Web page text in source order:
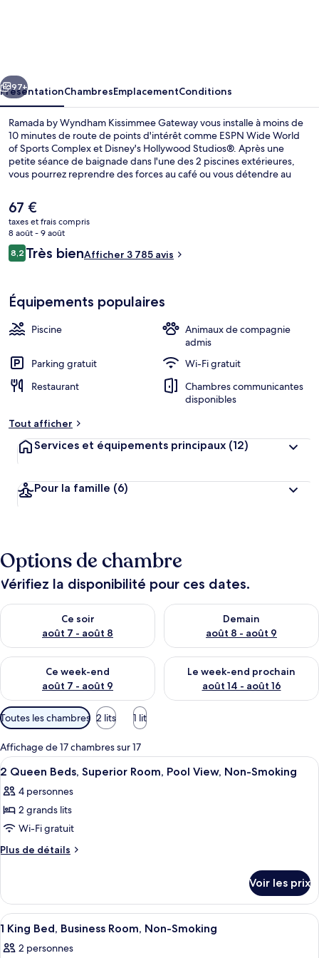
Gateway
Suivant
97+
PrésentationChambresEmplacementConditions
Ramada by Wyndham Kissimmee Gateway vous installe à moins de
10 minutes de route de points d'intérêt comme ESPN Wide World
of Sports Complex et Disney's Hollywood Studios®. Après une
petite séance de baignade dans l'une des 2 piscines extérieures,
vous pourrez reprendre des forces au café ou vous détendre au
salle de fitness ouverte 24 h/24, une salle de fitness et un snack-
bar/une épicerie fine. Sympa non ? Les autres voyageurs adorent le
personnel attentionné et l'emplacement.
Le
prix
actuel
est
de
67 €
taxes et frais compris
8 août - 9 août
Avis
voyageurs
8,28,2 sur 10
Très bienAfficher 3 785 avis
Équipements populaires
Piscine
Animaux de compagnie
admis
Parking gratuit
Wi-Fi gratuit
Restaurant
Chambres communicantes
disponibles
Tout afficher
Services et équipements principaux (12)
Pour la famille (6)
Options de chambre
Vérifiez la disponibilité pour ces dates.
Ce soir
août 7 - août 8
Vérifier la disponibilité pour ce soir août 7 - août 8
Demain
août 8 - août 9
Vérifier la disponibilité pour
Ce week-end
août 7 - août 9
Vérifier la disponibilité pour ce week-end août 7 - août 9
Le week-end prochain
août 14 - août 16
Vérifier la disponibilité pour
Filtres
disponibles
pour
les
chambres
Toutes les chambres 2 lits 1 lit
Affichage de 17 chambres sur 17
Afficher
toutes
les
photos
pour
ce
chambre :
2
Queen
Beds,
Une chambre d’hôtel avec deux
7
2 Queen Beds, Superior Room, Pool View, Non-Smoking
4 personnes
2 grands lits
Wi-Fi gratuit
Plus de détails
Plus
le
type
de
chambre
2
Voir les prix
Afficher
toutes
les
Coffres-forts dans les chambres,
1
1 King Bed, Business Room, Non-Smoking
2 personnes